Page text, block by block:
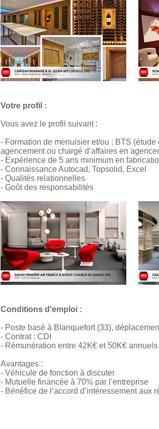
Votre profil :
Vous avez le profil suivant :
- Formation de menuisier et/ou : BTS
agencement ou chargé d’affaires en
- Expérience de 5 ans minimum en
- Connaissance Autocad, Topsolid, Excel
- Qualités relationnelles
- Goût des responsabilités
Conditions d'emploi :
- Poste basé à Blanquefort (33),
- Contrat : CDI
- Rémunération entre 42K€ et 50K€ annuels
Avantages :
- Véhicule de fonction à discuter
- Mutuelle financée à 70% par l’entreprise
- Bénéfice de l’accord d’intéressement aux